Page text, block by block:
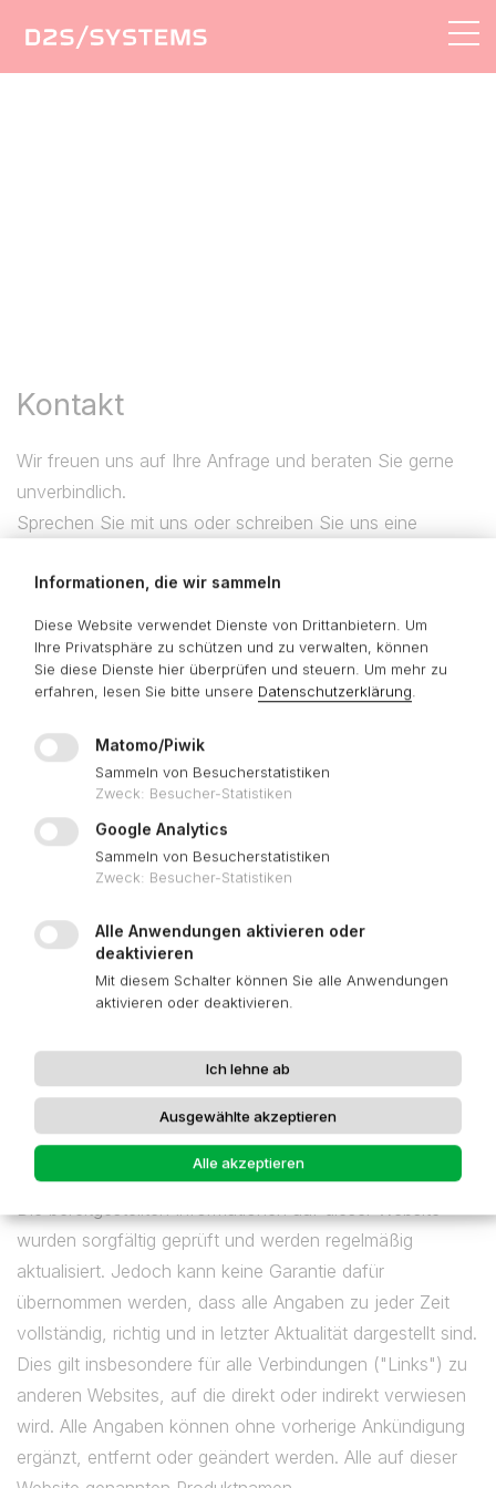
AGENTUR
Kontakt
Wir freuen uns auf Ihre Anfrage und beraten Sie gerne
unverbindlich.
Sprechen Sie mit uns oder schreiben Sie uns eine
Telefonisch erreichen Sie uns montags bis freitags von
10.00 - 16.00 Uhr.
Telefon: +49 (0)911 277 97 11
D2S/SYSTEMS GmbH
90419 Nürnberg
Telefon: +49 (0)911 277 97 11
contact@d2s-systems.com
Vertretungsberechtigte
Geschäftsführer: Alexander Schäfer, Alfred Schneider
Handelsregister: HRB 39819, Amtsgericht Nürnberg
USt-IdNr.: DE248388432
Die bereitgestellten Informationen auf dieser Website
wurden sorgfältig geprüft und werden regelmäßig
aktualisiert. Jedoch kann keine Garantie dafür
übernommen werden, dass alle Angaben zu jeder Zeit
vollständig, richtig und in letzter Aktualität dargestellt sind.
Dies gilt insbesondere für alle Verbindungen ("Links") zu
anderen Websites, auf die direkt oder indirekt verwiesen
wird. Alle Angaben können ohne vorherige Ankündigung
ergänzt, entfernt oder geändert werden. Alle auf dieser
Informationen, die wir sammeln
Diese Website verwendet Dienste von Drittanbietern. Um
Ihre Privatsphäre zu schützen und zu verwalten, können
Sie diese Dienste hier überprüfen und steuern.
Um mehr zu
erfahren, lesen Sie bitte unsere Datenschutzerklärung
Matomo/Piwik
Sammeln von Besucherstatistiken
Zweck: Besucher-Statistiken
Google Analytics
Sammeln von Besucherstatistiken
Zweck: Besucher-Statistiken
Alle Anwendungen aktivieren oder
deaktivieren
Mit diesem Schalter können Sie alle Anwendungen
aktivieren oder deaktivieren.
Ich lehne ab
Ausgewählte akzeptieren
Alle akzeptieren